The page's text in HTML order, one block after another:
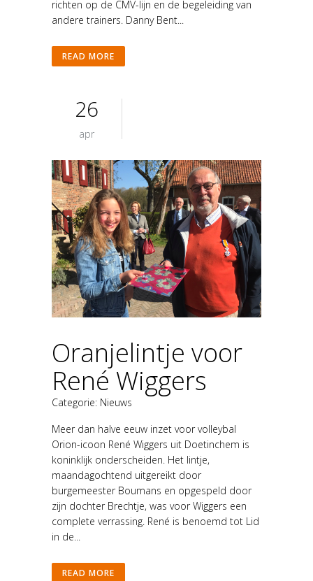
richten op de CMV-lijn en de begeleiding van
andere trainers. Danny Bent...
READ MORE
26
apr
Oranjelintje voor
René Wiggers
Categorie: Nieuws
Meer dan halve eeuw inzet voor volleybal
Orion-icoon René Wiggers uit Doetinchem is
koninklijk onderscheiden. Het lintje,
maandagochtend uitgereikt door
burgemeester Boumans en opgespeld door
zijn dochter Brechtje, was voor Wiggers een
complete verrassing. René is benoemd tot Lid
in de...
READ MORE